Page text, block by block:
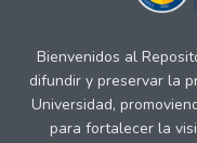
Bienvenidos al
difundir y preservar la
Universidad,
para fortalecer la